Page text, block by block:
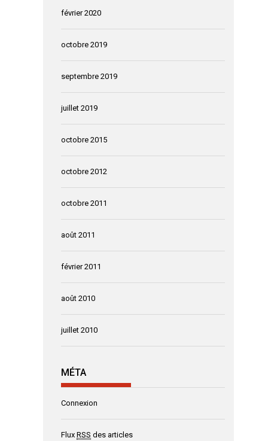
février 2020
octobre 2019
septembre 2019
juillet 2019
octobre 2015
octobre 2012
octobre 2011
août 2011
février 2011
août 2010
juillet 2010
MÉTA
Connexion
Flux RSS des articles